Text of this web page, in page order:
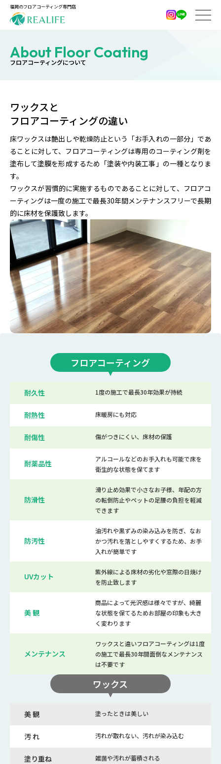
福岡のフロアコーティング専門店
フロアコーティングについて
About Floor Coating
ワックスと
フロアコーティングの違い
床ワックスは艶出しや乾燥防止という「お手入れの一部分」であ
ることに対して、フロアコーティングは専用のコーティング剤を
塗布して塗膜を形成するため「塗装や内装工事」の一種となりま
す。
ワックスが習慣的に実施するものであることに対して、フロアコ
ーティングは一度の施工で最長30年間メンテナンスフリーで長期
的に床材を保護致します。
フロアコーティング
耐久性 1度の施工で最長30年効果が持続
耐熱性 床暖房にも対応
耐傷性 傷がつきにくい、床材の保護
耐薬品性
アルコールなどのお手入れも可能で床を
衛生的な状態を保てます
防滑性
滑り止め効果で小さなお子様、年配の方
の転倒防止やペットの足腰の負担を軽減
できます
防汚性
油汚れや黒ずみの染み込みを防ぎ、なお
かつ汚れを落としやすくするため、お手
入れが簡単です
UVカット
紫外線による床材の劣化や窓際の日焼け
を防止致します
美 観
商品によって光沢感は様々ですが、綺麗
な状態を保てるためお部屋の印象も大き
く変わります
メンテナンス
ワックスと違いフロアコーティングは1度
の施工で最長30年間面倒なメンテナンス
は不要です
ワックス
美 観 塗ったときは美しい
汚 れ 汚れが取れない、汚れが染み込む
塗り重ね 雑菌や汚れが蓄積される